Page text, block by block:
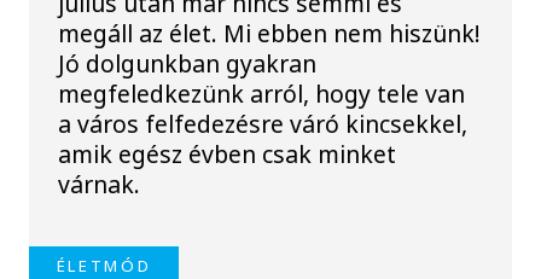
megáll az élet. Mi ebben nem hiszünk!
Jó dolgunkban gyakran
megfeledkezünk arról, hogy tele van
a város felfedezésre váró kincsekkel,
amik egész évben csak minket
várnak.
ÉLETMÓD